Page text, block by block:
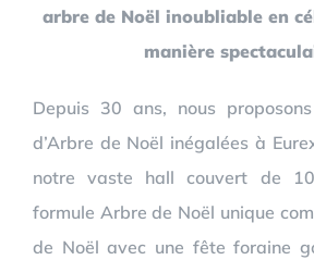
arbre de Noël inoubliable en
manière
Depuis 30 ans, nous
d’Arbre de Noël inégalées à
notre vaste hall couvert de
formule Arbre de Noël unique
de Noël avec une fête foraine